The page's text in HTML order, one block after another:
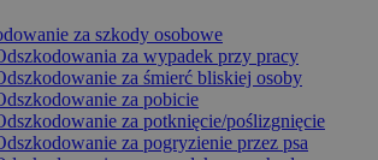
za szkody osobowe
za wypadek przy pracy
za śmierć bliskiej osoby
za pobicie
za potknięcie/poślizgnięcie
za pogryzienie przez psa